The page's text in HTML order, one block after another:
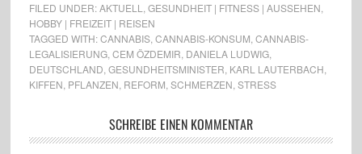
FILED UNDER:AKTUELL,GESUNDHEIT | FITNESS | AUSSEHEN,
HOBBY | FREIZEIT | REISEN
TAGGED WITH:CANNABIS,CANNABIS-KONSUM,CANNABIS-
LEGALISIERUNG,CEM ÖZDEMIR, DANIELA LUDWIG,
DEUTSCHLAND,GESUNDHEITSMINISTER, KARL LAUTERBACH,
KIFFEN, PFLANZEN, REFORM,SCHMERZEN,STRESS
SCHREIBE EINEN KOMMENTAR